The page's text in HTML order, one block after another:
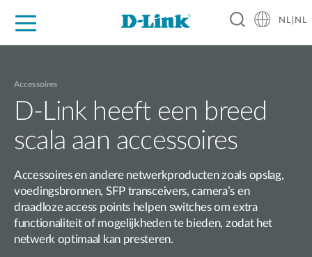
NL|NL
Accessoires
D-Link heeft een breed
scala aan accessoires
Accessoires en andere netwerkproducten zoals opslag,
voedingsbronnen, SFP transceivers, camera’s en
draadloze access points helpen switches om extra
functionaliteit of mogelijkheden te bieden, zodat het
netwerk optimaal kan presteren.